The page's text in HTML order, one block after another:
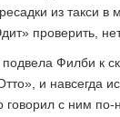
из такси в
проверить,
Филби к
и навсегда
говорил с ним